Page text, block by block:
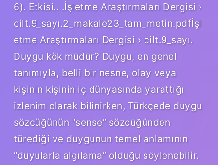
6). Etkisi.. .İşletme Araştırmaları Dergisi ›
cilt.9_sayı.2_makale23_tam_metin.pdfİşl
etme Araştırmaları Dergisi › cilt.9_sayı.
Duygu kök müdür? Duygu, en genel
tanımıyla, belli bir nesne, olay veya
kişinin kişinin iç dünyasında yarattığı
izlenim olarak bilinirken, Türkçede duygu
sözcüğünün “sense” sözcüğünden
türediği ve duygunun temel anlamının
“duyularla algılama” olduğu söylenebilir.